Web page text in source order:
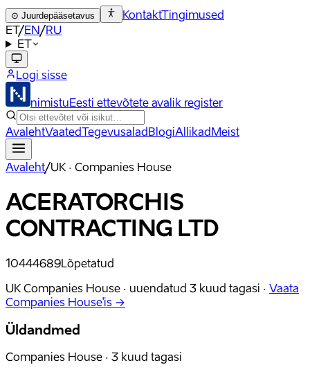
⊙ Juurdepääsetavus KontaktTingimused
ET/EN/RU
ET
Logi sisse
nimistuEesti ettevõtete avalik register
AvalehtVaatedTegevusaladBlogiAllikadMeist
Avaleht/UK · Companies House
ACERATORCHIS
CONTRACTING LTD
10444689Lõpetatud
UK Companies House · uuendatud 3 kuud tagasi · Vaata
Companies House'is →
Üldandmed
Companies House · 3 kuud tagasi